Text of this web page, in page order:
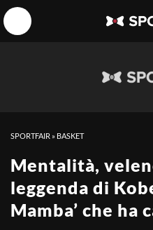
SPORTFAIR » BASKET
Mentalità,
leggenda di
Mamba’ che ha